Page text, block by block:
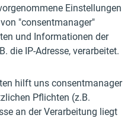
Einstellungen
"consentmanager"
und Informationen der
die IP-Adresse, verarbeitet.
hilft uns consentmanager
Pflichten (z.B.
an der Verarbeitung liegt